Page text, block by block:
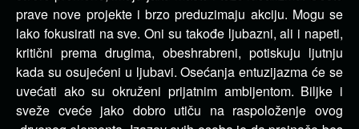
prave nove projekte i brzo preduzimaju akciju. Mogu se
lako fokusirati na sve. Oni su takođe ljubazni, ali i napeti,
kritični prema drugima, obeshrabreni, potiskuju ljutnju
kada su osujećeni u ljubavi. Osećanja entuzijazma će se
uvećati ako su okruženi prijatnim ambijentom. Biljke i
sveže cveće jako dobro utiču na raspoloženje ovog